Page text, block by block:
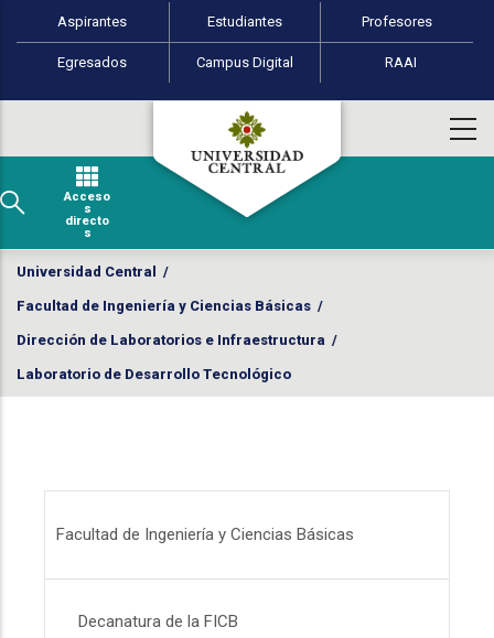
Pasar al contenido principal
Perfiles de usuario
Aspirantes Estudiantes Profesores
Egresados Campus Digital RAAI
Acceso
s
directo
s
Universidad Central /
Facultad de Ingeniería y Ciencias Básicas /
Dirección de Laboratorios e Infraestructura /
Laboratorio de Desarrollo Tecnológico
Facultad de Ingeniería y Ciencias Básicas
Decanatura de la FICB